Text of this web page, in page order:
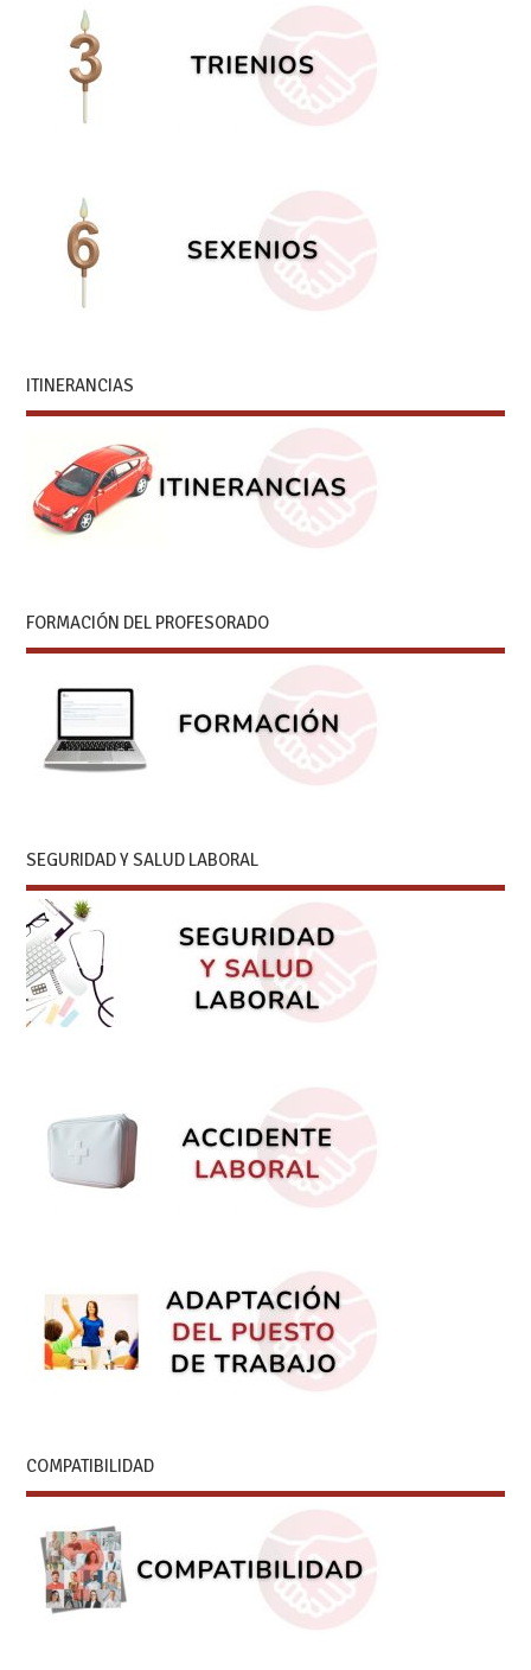
ITINERANCIAS
FORMACIÓN DEL PROFESORADO
SEGURIDAD Y SALUD LABORAL
COMPATIBILIDAD